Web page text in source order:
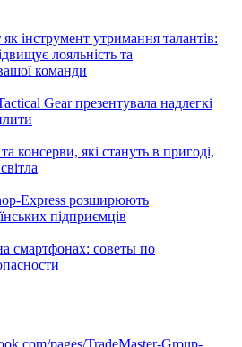
як інструмент утримання талантів:
лояльність та
команди
Gear презентувала надлегкі
консерви, які стануть в пригоді,
Express розширюють
підприємців
смартфонах: советы по